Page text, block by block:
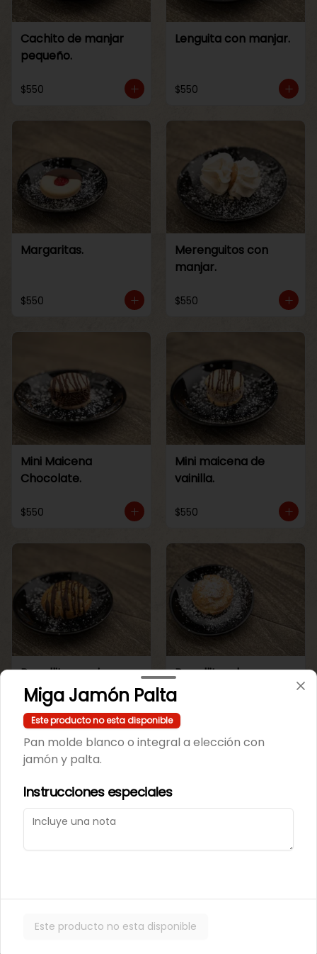
Cachito de manjar
pequeño.
$550
Lenguita con manjar.
$550
Margaritas.
$550
Merenguitos con
manjar.
$550
Mini Maicena
Chocolate.
$550
Mini maicena de
vainilla.
$550
Repollito manjar
artesanal.
$550
Repollitos de crema
pastelera.
$550
CAJITAS PARA TI O PARA REGALAR.
Caja de galletas de
Cajita Lenguita de
Miga Jamón Palta
Este producto no esta disponible
Pan molde blanco o integral a elección con
jamón y palta.
Instrucciones especiales
Este producto no esta disponible